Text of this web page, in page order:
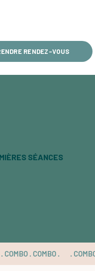
RENDEZ-VOUS
SÉANCES